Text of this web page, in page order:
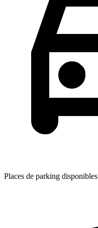
Places de parking disponibles